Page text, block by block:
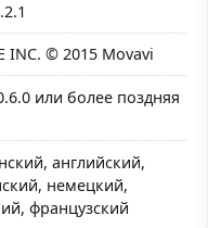
INC. © 2015 Movavi
или более поздняя
английский,
немецкий,
французский